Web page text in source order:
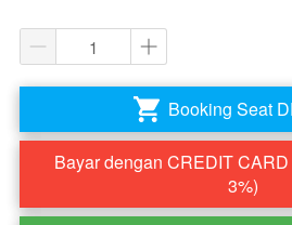
` Booking Seat
Bayar dengan CREDIT
3%)